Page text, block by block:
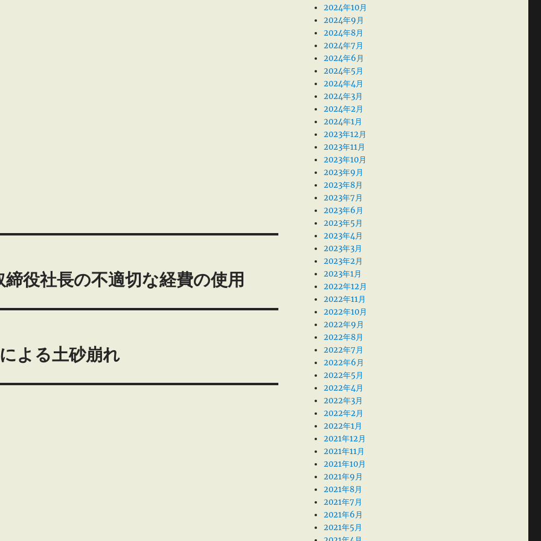
役社長の不適切な経費の使用
よる土砂崩れ
2024年10月
2024年9月
2024年8月
2024年7月
2024年6月
2024年5月
2024年4月
2024年3月
2024年2月
2024年1月
2023年12月
2023年11月
2023年10月
2023年9月
2023年8月
2023年7月
2023年6月
2023年5月
2023年4月
2023年3月
2023年2月
2023年1月
2022年12月
2022年11月
2022年10月
2022年9月
2022年8月
2022年7月
2022年6月
2022年5月
2022年4月
2022年3月
2022年2月
2022年1月
2021年12月
2021年11月
2021年10月
2021年9月
2021年8月
2021年7月
2021年6月
2021年5月